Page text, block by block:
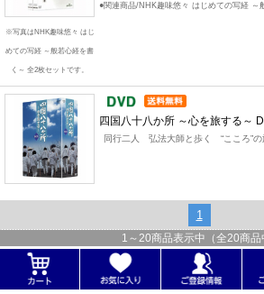
※写真はNHK趣味悠々 はじ
めての写経 ～般若心経を書
く～ 全2枚セットです。
●関連商品/NHK趣味悠々 はじめての写経 ～
四国八十八か所 ～心を旅する～
同行二人 弘法大師と歩く “こころ”の
1
1 ～ 20商品表示中（全20商品